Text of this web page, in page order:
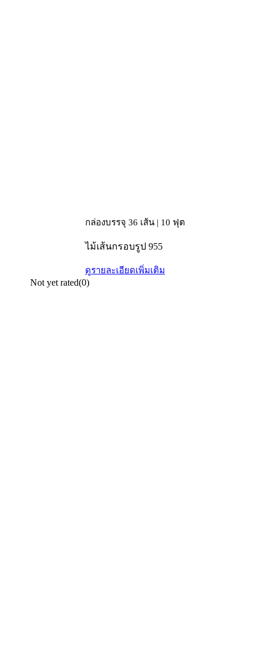
กล่องบรรจุ 36 เส้น | 10 ฟุต
ไม้เส้นกรอบรูป 955
ดูรายละเอียดเพิ่มเติม
Not yet rated(0)